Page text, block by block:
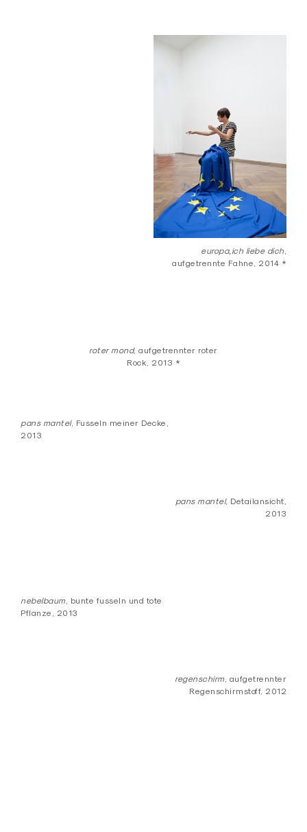
europa,ich liebe dich
aufgetrennte Fahne, 2014 *
roter mond, aufgetrennter roter
Rock, 2013 *
pans mantel, Fusseln meiner Decke,
2013
pans mantel, Detailansicht,
2013
nebelbaum, bunte fusseln und tote
Pflanze, 2013
regenschirm, aufgetrennter
Regenschirmstoff, 2012